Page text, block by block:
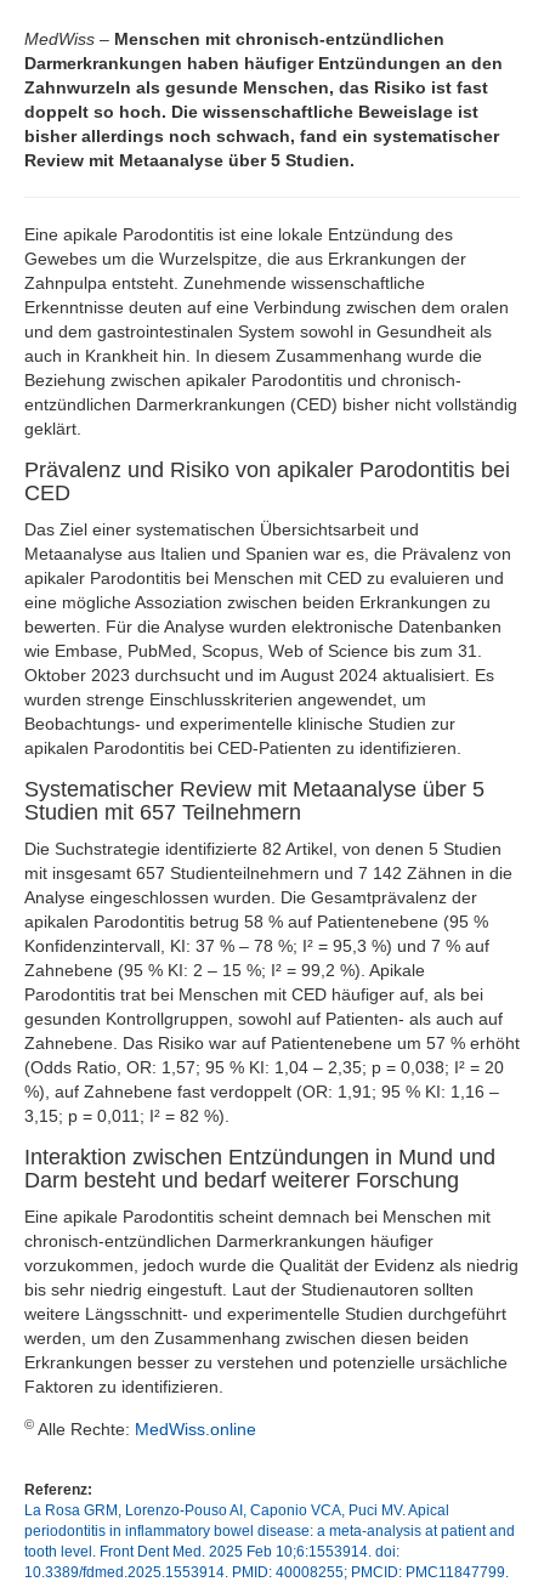
MedWiss – Menschen mit chronisch-entzündlichen
Darmerkrankungen haben häufiger Entzündungen an den
Zahnwurzeln als gesunde Menschen, das Risiko ist fast
doppelt so hoch. Die wissenschaftliche Beweislage ist
bisher allerdings noch schwach, fand ein systematischer
Review mit Metaanalyse über 5 Studien.
Eine apikale Parodontitis ist eine lokale Entzündung des
Gewebes um die Wurzelspitze, die aus Erkrankungen der
Zahnpulpa entsteht. Zunehmende wissenschaftliche
Erkenntnisse deuten auf eine Verbindung zwischen dem oralen
und dem gastrointestinalen System sowohl in Gesundheit als
auch in Krankheit hin. In diesem Zusammenhang wurde die
Beziehung zwischen apikaler Parodontitis und chronisch-
entzündlichen Darmerkrankungen (CED) bisher nicht vollständig
geklärt.
Prävalenz und Risiko von apikaler Parodontitis bei
CED
Das Ziel einer systematischen Übersichtsarbeit und
Metaanalyse aus Italien und Spanien war es, die Prävalenz von
apikaler Parodontitis bei Menschen mit CED zu evaluieren und
eine mögliche Assoziation zwischen beiden Erkrankungen zu
bewerten. Für die Analyse wurden elektronische Datenbanken
wie Embase, PubMed, Scopus, Web of Science bis zum 31.
Oktober 2023 durchsucht und im August 2024 aktualisiert. Es
wurden strenge Einschlusskriterien angewendet, um
Beobachtungs- und experimentelle klinische Studien zur
apikalen Parodontitis bei CED-Patienten zu identifizieren.
Systematischer Review mit Metaanalyse über 5
Studien mit 657 Teilnehmern
Die Suchstrategie identifizierte 82 Artikel, von denen 5 Studien
mit insgesamt 657 Studienteilnehmern und 7 142 Zähnen in die
Analyse eingeschlossen wurden. Die Gesamtprävalenz der
apikalen Parodontitis betrug 58 % auf Patientenebene (95 %
Konfidenzintervall, KI: 37 % – 78 %; I² = 95,3 %) und 7 % auf
Zahnebene (95 % KI: 2 – 15 %; I² = 99,2 %). Apikale
Parodontitis trat bei Menschen mit CED häufiger auf, als bei
gesunden Kontrollgruppen, sowohl auf Patienten- als auch auf
Zahnebene. Das Risiko war auf Patientenebene um 57 % erhöht
(Odds Ratio, OR: 1,57; 95 % KI: 1,04 – 2,35; p = 0,038; I² = 20
%), auf Zahnebene fast verdoppelt (OR: 1,91; 95 % KI: 1,16 –
3,15; p = 0,011; I² = 82 %).
Interaktion zwischen Entzündungen in Mund und
Darm besteht und bedarf weiterer Forschung
Eine apikale Parodontitis scheint demnach bei Menschen mit
chronisch-entzündlichen Darmerkrankungen häufiger
vorzukommen, jedoch wurde die Qualität der Evidenz als niedrig
bis sehr niedrig eingestuft. Laut der Studienautoren sollten
weitere Längsschnitt- und experimentelle Studien durchgeführt
werden, um den Zusammenhang zwischen diesen beiden
Erkrankungen besser zu verstehen und potenzielle ursächliche
Faktoren zu identifizieren.
© Alle Rechte: MedWiss.online
Referenz:
La Rosa GRM, Lorenzo-Pouso AI, Caponio VCA, Puci MV. Apical
periodontitis in inflammatory bowel disease: a meta-analysis at patient and
tooth level. Front Dent Med. 2025 Feb 10;6:1553914. doi:
10.3389/fdmed.2025.1553914. PMID: 40008255; PMCID: PMC11847799.